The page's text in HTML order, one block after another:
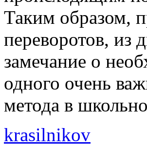
Таким образом,
переворотов, из
замечание о
одного очень
метода в
krasilnikov